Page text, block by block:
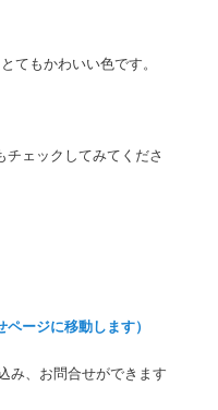
てもかわいい色です。
ェックしてみてくださ
ージに移動します）
み、お問合せができます